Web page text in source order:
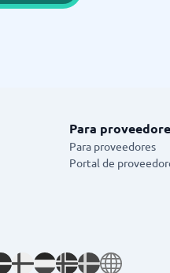
Para
Para proveedores
Portal de